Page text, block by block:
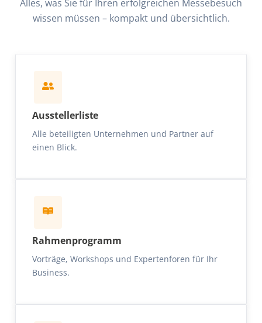
Alles, was Sie für Ihren erfolgreichen Messebesuch
wissen müssen – kompakt und übersichtlich.
Ausstellerliste
Alle beteiligten Unternehmen und Partner auf
einen Blick.
Rahmenprogramm
Vorträge, Workshops und Expertenforen für Ihr
Business.